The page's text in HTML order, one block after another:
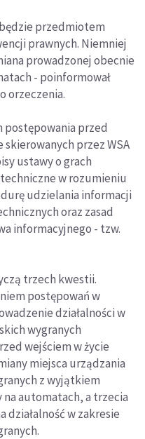
przedmiotem
prawnych. Niemniej
prowadzonej obecnie
- poinformował
orzeczenia.
postępowania przed
skierowanych przez WSA
ustawy o grach
w rozumieniu
udzielania informacji
oraz zasad
informacyjnego - tzw.
trzech kwestii.
postępowań w
działalności w
wygranych
wejściem w życie
miejsca urządzania
z wyjątkiem
automatach, a trzecia
działalność w zakresie